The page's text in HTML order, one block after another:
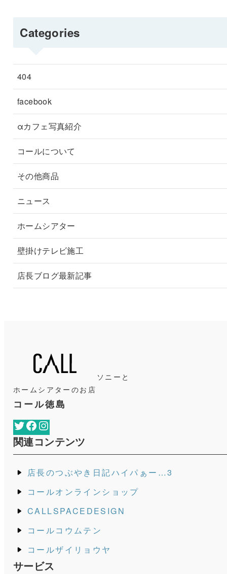
Categories
404
facebook
αカフェ写真紹介
コールについて
その他商品
ニュース
ホームシアター
壁掛けテレビ施工
店長ブログ最新記事
ソニーと
ホームシアターのお店
コール徳島
TwitterFacebook
関連コンテンツ
店長のつぶやき日記ハイパぁー…3
コールオンラインショップ
CALLSPACEDESIGN
コールコウムテン
コールザイリョウヤ
サービス